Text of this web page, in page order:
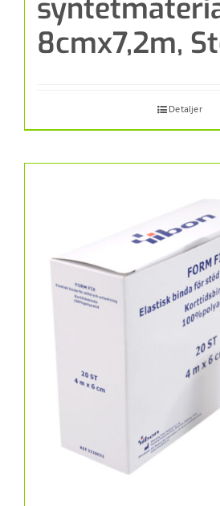
8cmx7,2m,
Detaljer